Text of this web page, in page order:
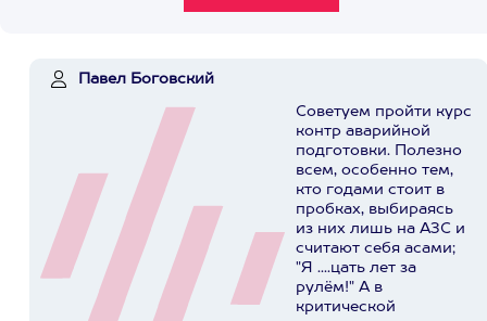
Павел Боговский
Советуем пройти курс
контр аварийной
подготовки. Полезно
всем, особенно тем,
кто годами стоит в
пробках, выбираясь
из них лишь на АЗС и
считают себя асами;
"Я ....цать лет за
рулём!" А в
критической